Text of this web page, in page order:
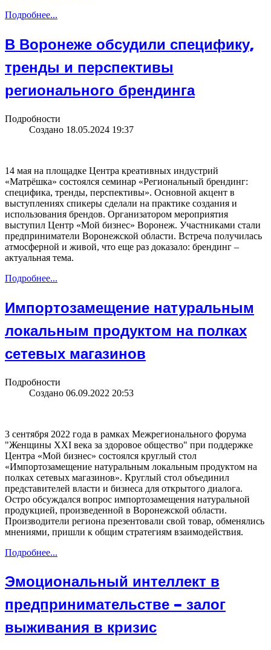
Подробнее...
В Воронеже обсудили специфику,
тренды и перспективы
регионального брендинга
Подробности
Создано 18.05.2024 19:37
14 мая на площадке Центра креативных индустрий
«Матрёшка» состоялся семинар «Региональный брендинг:
специфика, тренды, перспективы». Основной акцент в
выступлениях спикеры сделали на практике создания и
использования брендов. Организатором мероприятия
выступил Центр «Мой бизнес» Воронеж. Участниками стали
предприниматели Воронежской области. Встреча получилась
атмосферной и живой, что еще раз доказало: брендинг –
актуальная тема.
Подробнее...
Импортозамещение натуральным
локальным продуктом на полках
сетевых магазинов
Подробности
Создано 06.09.2022 20:53
3 сентября 2022 года в рамках Межрегионального форума
"Женщины ХХI века за здоровое общество" при поддержке
Центра «Мой бизнес» состоялся круглый стол
«Импортозамещение натуральным локальным продуктом на
полках сетевых магазинов». Круглый стол объединил
представителей власти и бизнеса для открытого диалога.
Остро обсуждался вопрос импортозамещения натуральной
продукцией, произведенной в Воронежской области.
Производители региона презентовали свой товар, обменялись
мнениями, пришли к общим стратегиям взаимодействия.
Подробнее...
Эмоциональный интеллект в
предпринимательстве – залог
выживания в кризис